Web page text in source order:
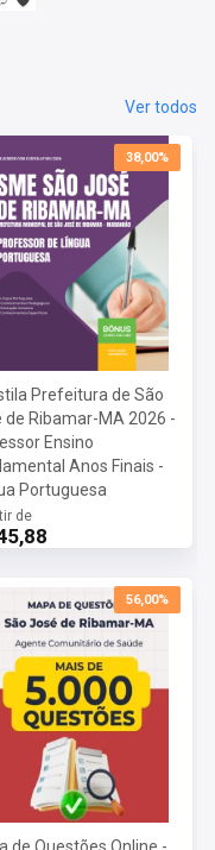
Ver todos
38,00%
Prefeitura de São
de Ribamar-MA 2026 -
Ensino
Anos Finais -
Portuguesa
de
56,00%
de Questões Online -